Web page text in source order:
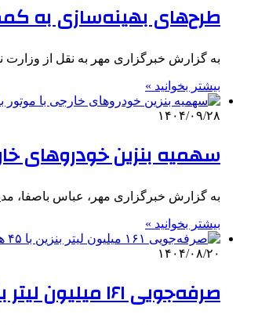
طرح‌های بهینه‌سازی به
به گزارش خبرگزاری مهر به نقل از
بیشتر بخوانید »
۱۴۰۴/۰۹/۲۸
سهمیه بنزین خودروهای خارجی با
به گزارش خبرگزاری مهر، عباس باصفا،
بیشتر بخوانید »
۱۴۰۴/۰۸/۲۰
صرفه‌جویی ۱۶۱ میلیون لیتر بنزین با ۴۵ هزار خودرو گازسوز